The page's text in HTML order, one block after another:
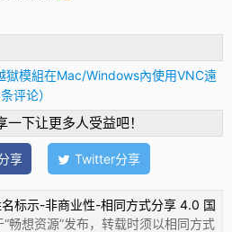
獄模組在Mac/Windows內使用VNC遠
评论）
下让更多人受益吧！
享 Twitter分享
标示-非商业性-相同方式分享 4.0 国
“畅想资源”发布，转载时须以相同方式